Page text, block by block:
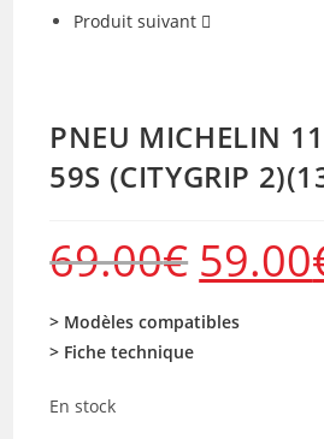
Produit suivant
PNEU MICHELIN
59S (CITYGRIP
69.00€ Le
prix
initial
69.00€.
59.00
> Modèles compatibles
> Fiche technique
En stock